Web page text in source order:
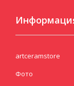
artceramstore
Фото